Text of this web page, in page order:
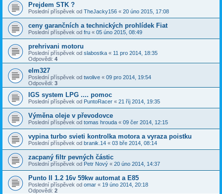
Prejdem STK ?
Poslední příspěvek od TheJacky156 « 20 úno 2015, 17:08
ceny garančních a technických prohlídek Fiat
Poslední příspěvek od fru « 05 úno 2015, 08:49
prehrivani motoru
Poslední příspěvek od slabostka « 11 pro 2014, 18:35
Odpovědi: 4
elm327
Poslední příspěvek od twolive « 09 pro 2014, 19:54
Odpovědi: 3
IGS system LPG .... pomoc
Poslední příspěvek od PuntoRacer « 21 říj 2014, 19:35
Výměna oleje v převodovce
Poslední příspěvek od tomas hrouda « 09 čer 2014, 12:15
vypina turbo svieti kontrolka motora a vyraza poistku
Poslední příspěvek od branik.14 « 03 bře 2014, 08:14
zacpaný filtr pevných částic
Poslední příspěvek od Petr Nový « 20 úno 2014, 14:37
Punto II 1.2 16v 59kw automat a E85
Poslední příspěvek od omar « 19 úno 2014, 20:18
Odpovědi: 2